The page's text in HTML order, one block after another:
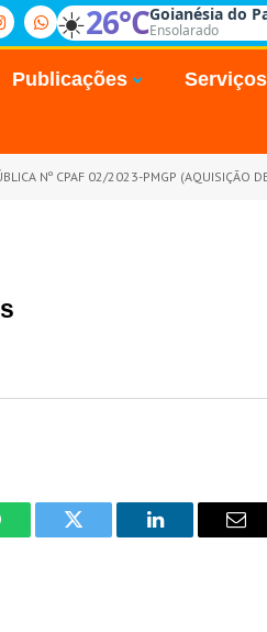
☀️26°CGoianésia do
Ensolarado
Publicações Serviços
Nº CPAF 02/2023-PMGP (AQUISIÇÃO DE GÊNEROS
Twitter LinkedIn